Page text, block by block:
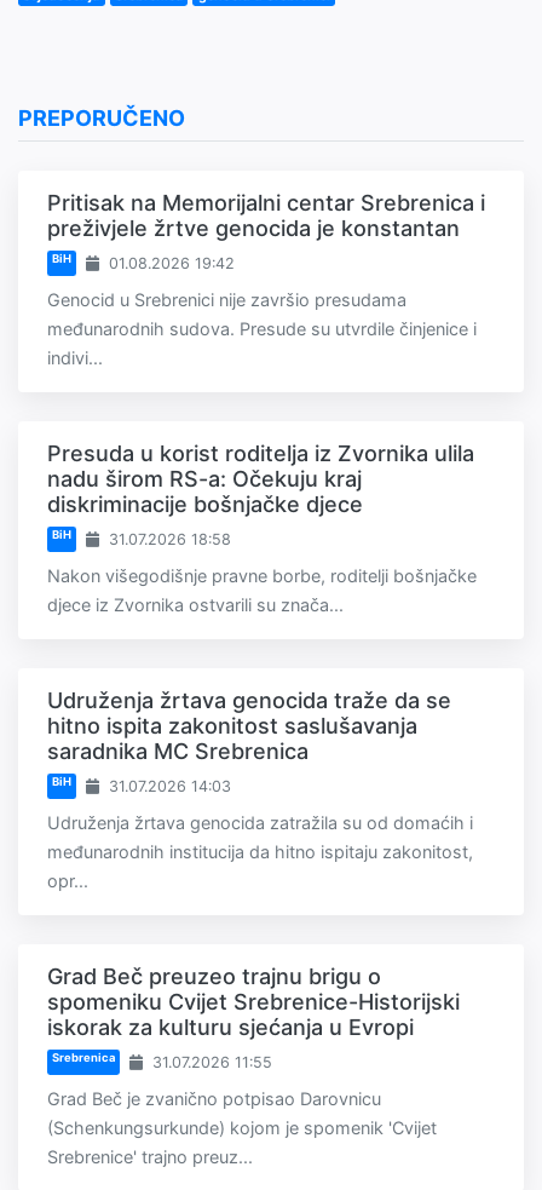
PREPORUČENO
Pritisak na Memorijalni centar Srebrenica i
preživjele žrtve genocida je konstantan
BiH 01.08.2026 19:42
Genocid u Srebrenici nije završio presudama
međunarodnih sudova. Presude su utvrdile činjenice i
indivi...
Presuda u korist roditelja iz Zvornika ulila
nadu širom RS-a: Očekuju kraj
diskriminacije bošnjačke djece
BiH 31.07.2026 18:58
Nakon višegodišnje pravne borbe, roditelji bošnjačke
djece iz Zvornika ostvarili su znača...
Udruženja žrtava genocida traže da se
hitno ispita zakonitost saslušavanja
saradnika MC Srebrenica
BiH 31.07.2026 14:03
Udruženja žrtava genocida zatražila su od domaćih i
međunarodnih institucija da hitno ispitaju zakonitost,
opr...
Grad Beč preuzeo trajnu brigu o
spomeniku Cvijet Srebrenice-Historijski
iskorak za kulturu sjećanja u Evropi
Srebrenica 31.07.2026 11:55
Grad Beč je zvanično potpisao Darovnicu
(Schenkungsurkunde) kojom je spomenik 'Cvijet
Srebrenice' trajno preuz...